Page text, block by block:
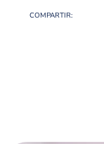
COMPARTIR: